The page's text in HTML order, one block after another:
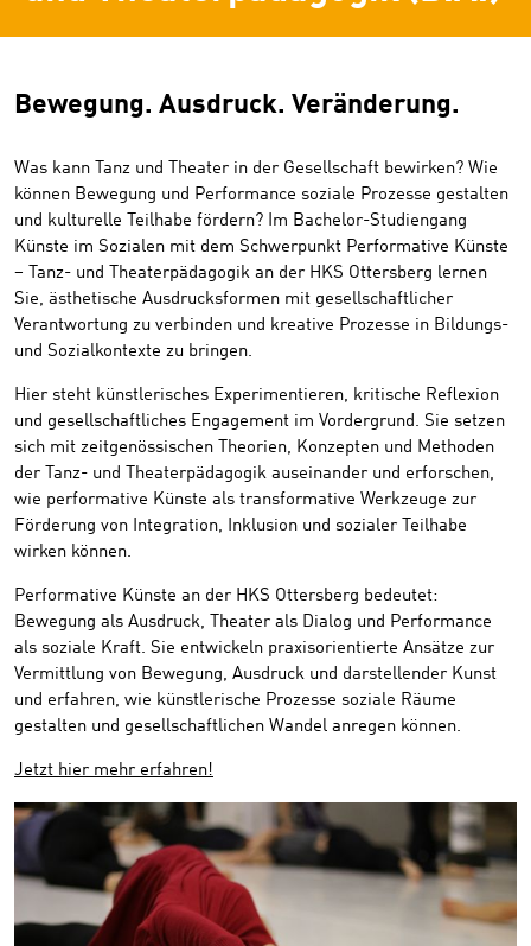
Bewegung. Ausdruck. Veränderung.
Was kann Tanz und Theater in der Gesellschaft bewirken? Wie
können Bewegung und Performance soziale Prozesse gestalten
und kulturelle Teilhabe fördern? Im Bachelor-Studiengang
Künste im Sozialen mit dem Schwerpunkt Performative Künste
– Tanz- und Theaterpädagogik an der HKS Ottersberg lernen
Sie, ästhetische Ausdrucksformen mit gesellschaftlicher
Verantwortung zu verbinden und kreative Prozesse in Bildungs-
und Sozialkontexte zu bringen.
Hier steht künstlerisches Experimentieren, kritische Reflexion
und gesellschaftliches Engagement im Vordergrund. Sie setzen
sich mit zeitgenössischen Theorien, Konzepten und Methoden
der Tanz- und Theaterpädagogik auseinander und erforschen,
wie performative Künste als transformative Werkzeuge zur
Förderung von Integration, Inklusion und sozialer Teilhabe
wirken können.
Performative Künste an der HKS Ottersberg bedeutet:
Bewegung als Ausdruck, Theater als Dialog und Performance
als soziale Kraft. Sie entwickeln praxisorientierte Ansätze zur
Vermittlung von Bewegung, Ausdruck und darstellender Kunst
und erfahren, wie künstlerische Prozesse soziale Räume
gestalten und gesellschaftlichen Wandel anregen können.
Jetzt hier mehr erfahren!